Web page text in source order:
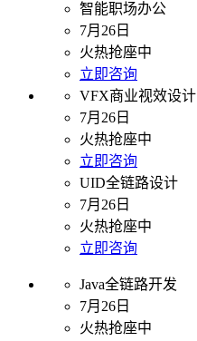
智能职场办公
7月26日
火热抢座中
立即咨询
VFX商业视效设计
7月26日
火热抢座中
立即咨询
UID全链路设计
7月26日
火热抢座中
立即咨询
Java全链路开发
7月26日
火热抢座中